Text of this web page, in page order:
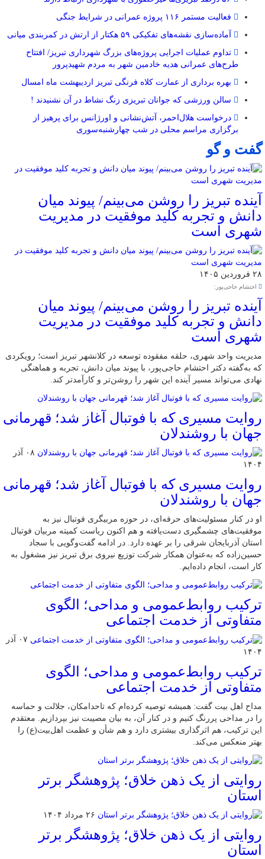
فعالیت مستمر ۱۱۶ پروژه عمرانی در شرایط جنگی
آماده‌سازی نقشه‌های تفکیکی ۵۹ هکتار از ارتش در کمربندی میانی
تداوم عملیات اجرایی پروژه‌های بزرگ شهرداری تبریز/ افتتاح
طرح‌های عمرانی هدیه خادمین شهر به مردم شهیدپرور
بهره برداری از عمارت کلاه فرنگی تبریز اردیبهشت ماه امسال
سالن ورزشی که جوانان تبریزی زنگ نشاط در آن نشنیدند !
درخواست هلال‌احمر، آتش‌نشانی و اورژانس برای پرهیز از
برگزاری مراسم محلی در شب چهارشنبه‌سوری
گفت و گو
آینده تبریز را روشن می‌بینم/ پیوند میان
دانش و تجربه کلید موفقیت در مدیریت
شهری است
۲۸ فروردین ۱۴۰۵
احتشام حاجی‌پور:
آینده تبریز را روشن می‌بینم/ پیوند میان
دانش و تجربه کلید موفقیت در مدیریت
شهری است
مدیریت واحد شهری، حلقه مفقوده توسعه در کلانشهر تبریز است؛ رویکردی
که به‌گفته دکتر احتشام حاجی‌پور، با پیوند میان دانش، تجربه و هماهنگی
نهادی می‌تواند مسیر آینده این شهر را روشن‌تر و کارآمدتر کند.
روایت مسیری که با فوتبال آغاز شد؛ قهرمانی
جهان با روشندلان
۰۸ آذر
۱۴۰۴
روایت مسیری که با فوتبال آغاز شد؛ قهرمانی
جهان با روشندلان
او در کنار مسئولیت‌های حرفه‌ای، در حوزه مربیگری فوتبال نیز به
موفقیت‌های چشمگیری دست‌یافته و هم اکنون ریاست کمیته مربیان فوتبال
استان آذربایجان شرقی را بر عهده دارد. در ادامه گفت‌وگویی با سجاد
حسین‌زاده که به‌عنوان همکار شرکت توزیع نیروی برق تبریز نیز مشغول به
کار است، انجام داده‌ایم.
ترکیب روابط‌عمومی و مداحی؛ الگوی
متفاوتی از خدمت اجتماعی
۰۷ آذر
۱۴۰۴
ترکیب روابط‌عمومی و مداحی؛ الگوی
متفاوتی از خدمت اجتماعی
مداح اهل بیت گفت: همیشه توصیه کرده‌ام که تاحدامکان، جلالت و حماسه
را در مداحی پررنگ کنیم و در کنار آن، به بیان مصیبت نیز بپردازیم. معتقدم
این ترکیب، هم اثرگذاری بیشتری دارد و هم شأن و عظمت اهل‌بیت(ع) را
بهتر منعکس می‌کند.
روایتی از یک ذهن خلاق؛ پژوهشگر برتر
استان
۲۶ مرداد ۱۴۰۴
روایتی از یک ذهن خلاق؛ پژوهشگر برتر
استان